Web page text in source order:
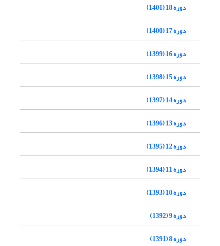
دوره 18 (1401)
دوره 17 (1400)
دوره 16 (1399)
دوره 15 (1398)
دوره 14 (1397)
دوره 13 (1396)
دوره 12 (1395)
دوره 11 (1394)
دوره 10 (1393)
دوره 9 (1392)
دوره 8 (1391)